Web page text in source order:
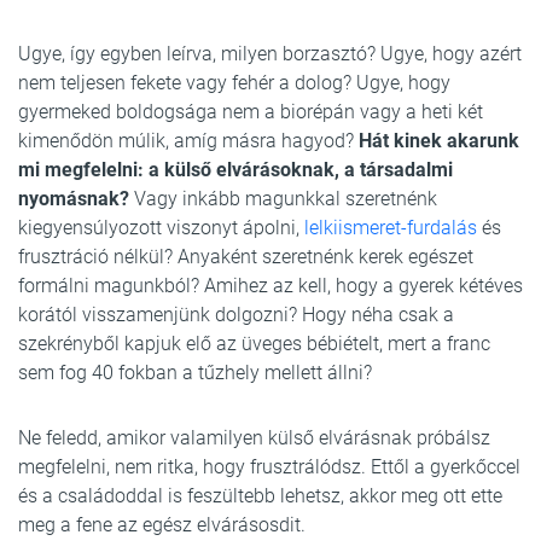
Ugye, így egyben leírva, milyen borzasztó? Ugye, hogy azért
nem teljesen fekete vagy fehér a dolog? Ugye, hogy
gyermeked boldogsága nem a biorépán vagy a heti két
kimenődön múlik, amíg másra hagyod? Hát kinek akarunk
mi megfelelni: a külső elvárásoknak, a társadalmi
nyomásnak? Vagy inkább magunkkal szeretnénk
kiegyensúlyozott viszonyt ápolni, lelkiismeret-furdalás és
frusztráció nélkül? Anyaként szeretnénk kerek egészet
formálni magunkból? Amihez az kell, hogy a gyerek kétéves
korától visszamenjünk dolgozni? Hogy néha csak a
szekrényből kapjuk elő az üveges bébiételt, mert a franc
sem fog 40 fokban a tűzhely mellett állni?
Ne feledd, amikor valamilyen külső elvárásnak próbálsz
megfelelni, nem ritka, hogy frusztrálódsz. Ettől a gyerkőccel
és a családoddal is feszültebb lehetsz, akkor meg ott ette
meg a fene az egész elvárásosdit.